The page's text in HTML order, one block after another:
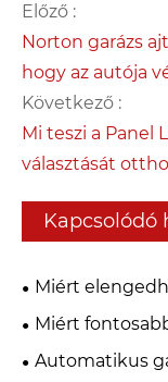
Előző :
Norton garázs
hogy az autója
Következő :
Mi teszi a Panel
választását
Kapcsolódó
Miért
a modern ipari
Miért
Automatikus